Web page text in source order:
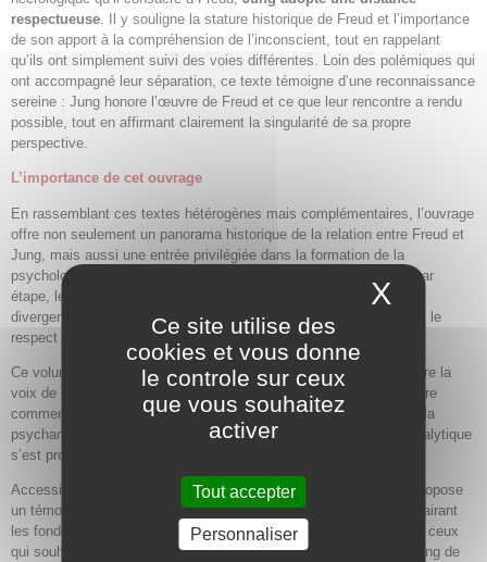
respectueuse . Il y souligne la stature historique de Freud et l’importance
de son apport à la compréhension de l’inconscient, tout en rappelant
qu’ils ont simplement suivi des voies différentes. Loin des polémiques qui
ont accompagné leur séparation, ce texte témoigne d’une reconnaissance
sereine : Jung honore l’œuvre de Freud et ce que leur rencontre a rendu
possible, tout en affirmant clairement la singularité de sa propre
perspective.
L’importance de cet ouvrage
En rassemblant ces textes hétérogènes mais complémentaires, l’ouvrage
offre non seulement un panorama historique de la relation entre Freud et
Jung, mais aussi une entrée privilégiée dans la formation de la
psychologie analytique elle-même. On y voit se dessiner, étape par
étape, les continuités et les ruptures, les fidélités initiales, les
divergences théoriques, les tentatives de synthèse et, finalement, le
respect mutuel qui marque les écrits tardifs.
Ce volume constitue une ressource précieuse : il permet d’entendre la
voix de Jung à différents moments de sa trajectoire, de comprendre
comment sa pensée s’est développée en dialogue constant avec la
psychanalyse freudienne, et de saisir comment la psychologie analytique
s’est progressivement affirmée comme sa propre voie.
Accessible au lecteur curieux comme au spécialiste, ce recueil propose
un témoignage vivant de l’histoire de la psychanalyse, tout en éclairant
les fondements de la démarche jungienne. Il s’adresse à celles et ceux
qui souhaitent mieux comprendre ce qui rapproche et distingue Jung de
Ce site utilise des
cookies et vous donne
le controle sur ceux
que vous souhaitez
activer
Tout accepter
Personnaliser
X